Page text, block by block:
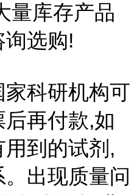
量库存产品
选购!
科研机构可
再付款,如
到的试剂,
出现质量问